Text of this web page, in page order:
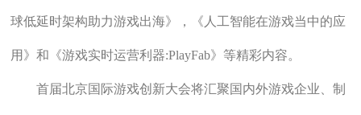
球低延时架构助力游戏出海》，《人工智能在游戏当中的应
用》和《游戏实时运营利器:PlayFab》等精彩内容。
首届北京国际游戏创新大会将汇聚国内外游戏企业、制